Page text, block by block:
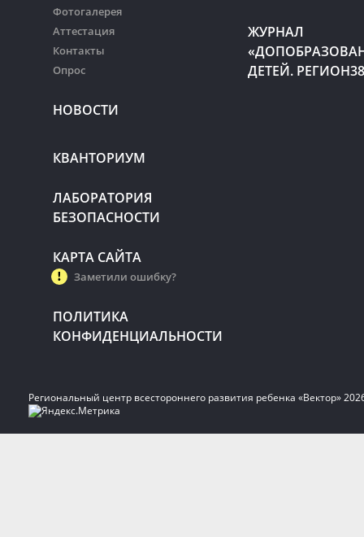
Фотогалерея
Аттестация
Контакты
Опрос
НОВОСТИ
ЖУРНАЛ
ДЕТЕЙ.
КВАНТОРИУМ
ЛАБОРАТОРИЯ
БЕЗОПАСНОСТИ
КАРТА САЙТА
Заметили ошибку?
ПОЛИТИКА
КОНФИДЕНЦИАЛЬНОСТИ
Региональный центр всестороннего развития ребенка «Вектор»